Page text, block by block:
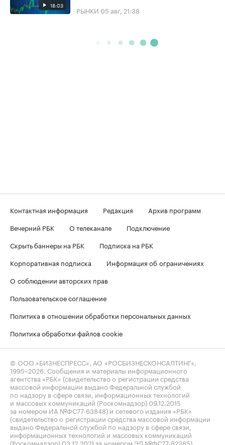
18:03 РЫНКИ 05 авг, 21:38
Контактная информация Редакция
Архив программ
Вечерний РБК
О телеканале
Подключение
Скрыть баннеры на РБК
Подписка на РБК
Корпоративная подписка
Информация об ограничениях
О соблюдении авторских прав
Пользовательское соглашение
Политика в отношении обработки персональных данных
Политика обработки файлов cookie
© ООО «БИЗНЕСПРЕСС», АО «РОСБИЗНЕСКОНСАЛТИНГ»,
1995–2026 . Сообщения и материалы информационного
агентства «РБК» (свидетельство о регистрации средства
массовой информации выдано Федеральной службой
по надзору в сфере связи, информационных технологий
и массовых коммуникаций (Роскомнадзор) 09.12.2015
за номером ИА №ФС77-63848) и сетевого издания «РБК»
(свидетельство о регистрации средства массовой информации
выдано Федеральной службой по надзору в сфере связи,
информационных технологий и массовых коммуникаций
(Роскомнадзор) 03.12.2021 за номером ЭЛ №ФС77-82385)